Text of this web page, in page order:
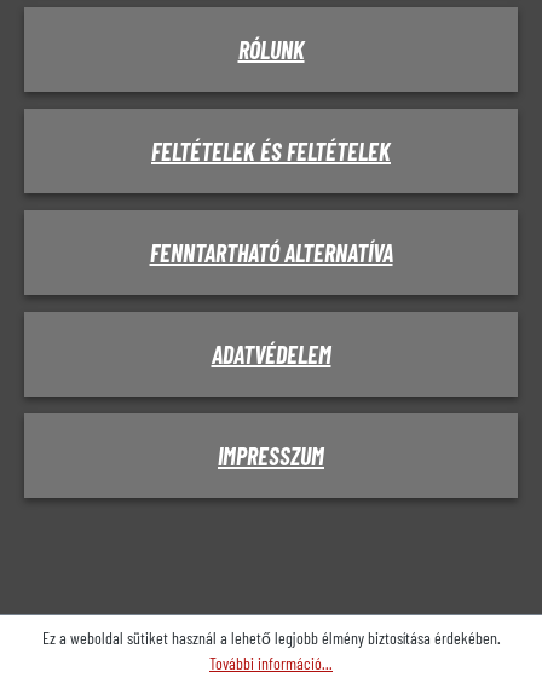
RÓLUNK
FELTÉTELEK ÉS FELTÉTELEK
FENNTARTHATÓ ALTERNATÍVA
ADATVÉDELEM
IMPRESSZUM
Ez a weboldal sütiket használ a lehető legjobb élmény biztosítása érdekében.
További információ...